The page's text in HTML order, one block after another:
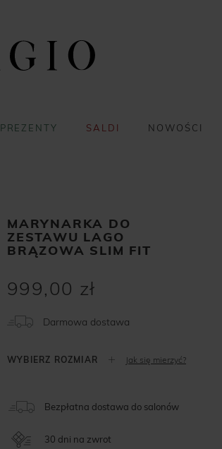
PREZENTY SALDI NOWOŚCI
MARYNARKA DO
ZESTAWU LAGO
BRĄZOWA SLIM FIT
999,00 zł
Darmowa dostawa
Jak się mierzyć?
Bezpłatna dostawa do salonów
30 dni na zwrot